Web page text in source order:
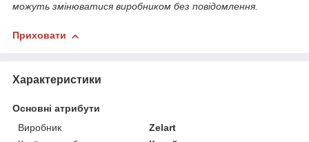
можуть змінюватися виробником без повідомлення.
Приховати
Характеристики
Основні атрибути
Виробник
Zelart